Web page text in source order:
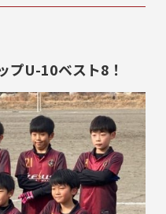
プU-10ベスト8！